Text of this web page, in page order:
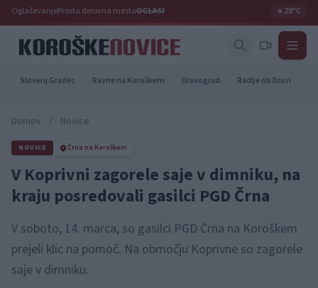
OglaševanjeProsta delovna mestaOGLASI ☀️28°C
Slovenj Gradec Ravne na Koroškem Dravograd Radlje ob Dravi
Domov / Novice
NOVICE Črna na Koroškem
V Koprivni zagorele saje v dimniku, na
kraju posredovali gasilci PGD Črna
V soboto, 14. marca, so gasilci PGD Črna na Koroškem
prejeli klic na pomoč. Na območju Koprivne so zagorele
saje v dimniku.